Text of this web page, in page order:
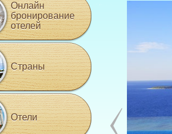
Онлайн
бронирование
отелей
Страны
Отели